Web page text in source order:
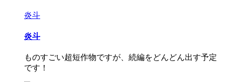
炎斗
炎斗
ものすごい超短作物ですが、続編をどんどん出す予定
です！